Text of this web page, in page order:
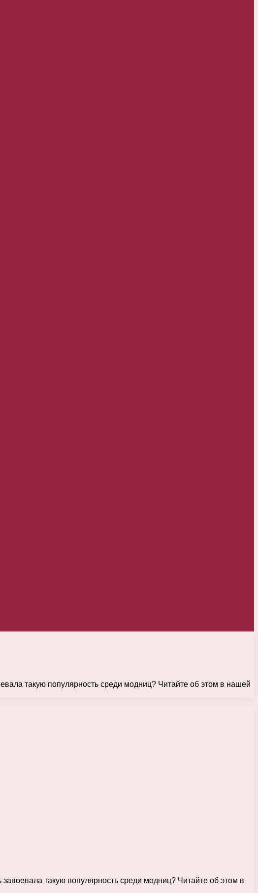
такую популярность среди модниц? Читайте об этом в нашей
такую популярность среди модниц? Читайте об этом в